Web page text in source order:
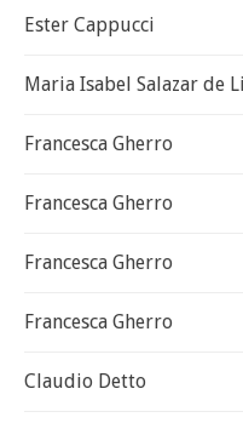
Ester Cappucci
Maria Isabel Salazar de
Francesca Gherro
Francesca Gherro
Francesca Gherro
Francesca Gherro
Claudio Detto